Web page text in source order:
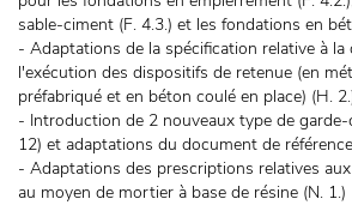
sable-ciment (F. 4.3.) et les fondations en
- Adaptations de la spécification relative à
l'exécution des dispositifs de retenue (en
préfabriqué et en béton coulé en place) (H.
- Introduction de 2 nouveaux type de garde-
12) et adaptations du document de référence
- Adaptations des prescriptions relatives
au moyen de mortier à base de résine (N. 1.)